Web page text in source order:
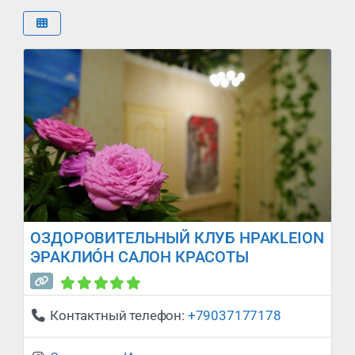
ОЗДОРОВИТЕЛЬНЫЙ КЛУБ HPAKLEION
ЭРАКЛИÓН САЛОН КРАСОТЫ
Сейчас закрыто
Контактный телефон: +79037177178